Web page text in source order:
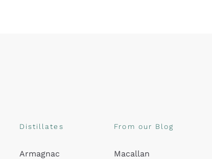
Distillates
Armagnac
From our Blog
Macallan